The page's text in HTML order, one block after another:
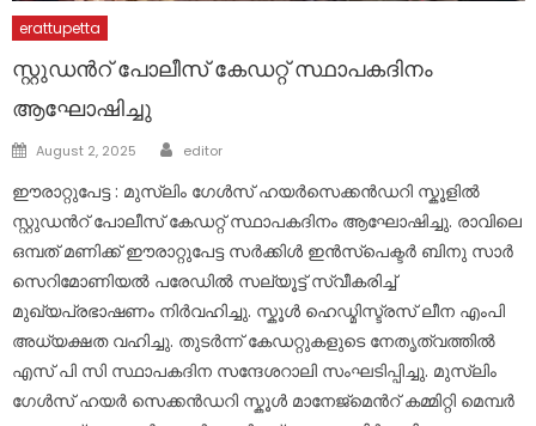
erattupetta
സ്റ്റുഡൻറ് പോലീസ് കേഡറ്റ് സ്ഥാപകദിനം
ആഘോഷിച്ചു
Posted
August 2, 2025 Author
editor
ഈരാറ്റുപേട്ട : മുസ്ലിം ഗേൾസ് ഹയർസെക്കൻഡറി സ്കൂളിൽ
സ്റ്റുഡൻറ് പോലീസ് കേഡറ്റ് സ്ഥാപകദിനം ആഘോഷിച്ചു. രാവിലെ
ഒമ്പത് മണിക്ക് ഈരാറ്റുപേട്ട സർക്കിൾ ഇൻസ്പെക്ടർ ബിനു സാർ
സെറിമോണിയൽ പരേഡിൽ സല്യൂട്ട് സ്വീകരിച്ച്
മുഖ്യപ്രഭാഷണം നിർവഹിച്ചു. സ്കൂൾ ഹെഡ്മിസ്ട്രസ് ലീന എംപി
അധ്യക്ഷത വഹിച്ചു. തുടർന്ന് കേഡറ്റുകളുടെ നേതൃത്വത്തിൽ
എസ് പി സി സ്ഥാപകദിന സന്ദേശറാലി സംഘടിപ്പിച്ചു. മുസ്ലിം
ഗേൾസ് ഹയർ സെക്കൻഡറി സ്കൂൾ മാനേജ്മെൻറ് കമ്മിറ്റി മെമ്പർ